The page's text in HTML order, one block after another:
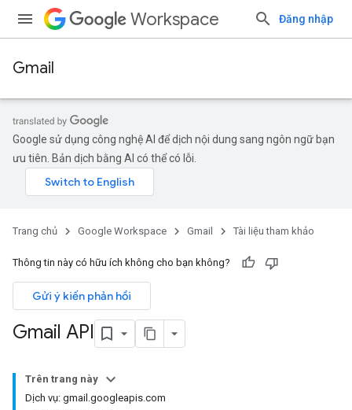
Workspace Đăng nhập
Gmail
Google sử dụng công nghệ AI để dịch nội dung sang ngôn ngữ bạn
ưu tiên. Bản dịch bằng AI có thể có lỗi.
Trang chủ Google Workspace Gmail Tài liệu tham khảo
Thông tin này có hữu ích không cho bạn không?
Gửi ý kiến phản hồi
Gmail API
Trên trang này
Dịch vụ: gmail.googleapis.com